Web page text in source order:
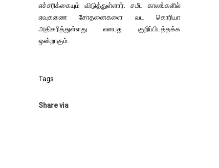
எச்சரிக்கையும் விடுத்துள்ளார். சமீப காலங்களில்
ஏவுகணை சோதனைகளை வட கொரியா
அதிகரித்துள்ளது எனபது குறிப்பிடத்தக்க
ஒன்றாகும்.
Tags :
Share via